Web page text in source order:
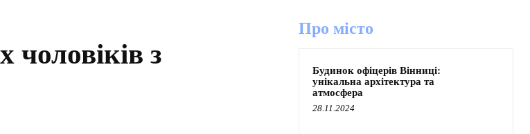
з
Про місто
Будинок офіцерів Вінниці:
унікальна архітектура та
атмосфера
28.11.2024